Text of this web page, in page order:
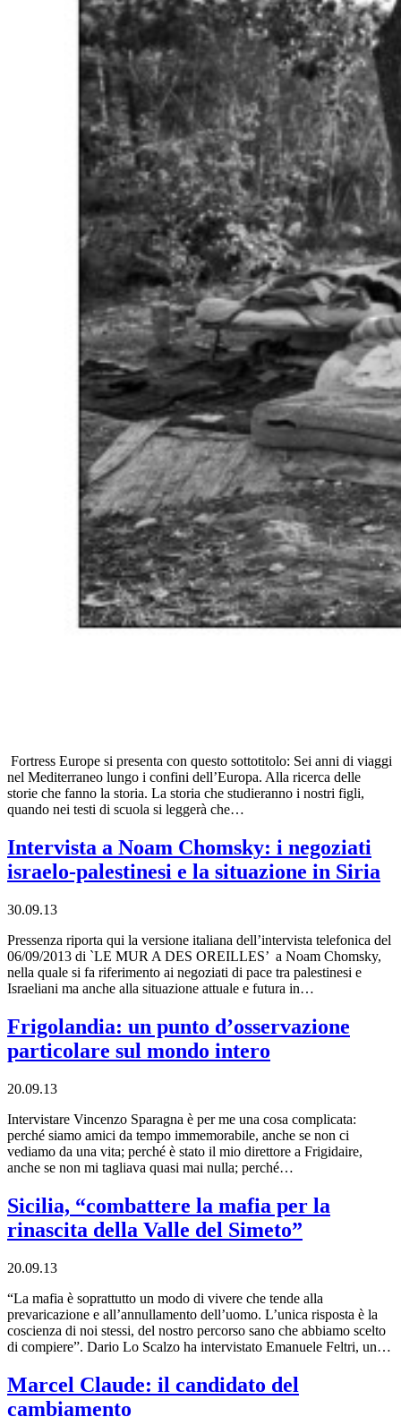
Fortress Europe si presenta con questo sottotitolo: Sei anni di viaggi
nel Mediterraneo lungo i confini dell’Europa. Alla ricerca delle
storie che fanno la storia. La storia che studieranno i nostri figli,
quando nei testi di scuola si leggerà che…
Intervista a Noam Chomsky: i negoziati
israelo-palestinesi e la situazione in Siria
30.09.13
Pressenza riporta qui la versione italiana dell’intervista telefonica del
06/09/2013 di `LE MUR A DES OREILLES’ a Noam Chomsky,
nella quale si fa riferimento ai negoziati di pace tra palestinesi e
Israeliani ma anche alla situazione attuale e futura in…
Frigolandia: un punto d’osservazione
particolare sul mondo intero
20.09.13
Intervistare Vincenzo Sparagna è per me una cosa complicata:
perché siamo amici da tempo immemorabile, anche se non ci
vediamo da una vita; perché è stato il mio direttore a Frigidaire,
anche se non mi tagliava quasi mai nulla; perché…
Sicilia, “combattere la mafia per la
rinascita della Valle del Simeto”
20.09.13
“La mafia è soprattutto un modo di vivere che tende alla
prevaricazione e all’annullamento dell’uomo. L’unica risposta è la
coscienza di noi stessi, del nostro percorso sano che abbiamo scelto
di compiere”. Dario Lo Scalzo ha intervistato Emanuele Feltri, un…
Marcel Claude: il candidato del
cambiamento